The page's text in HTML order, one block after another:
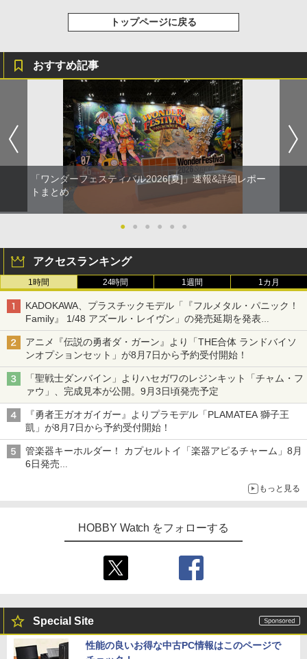
トップページに戻る
おすすめ記事
「ワンダーフェスティバル2026[夏]」速報&詳細レポー
トまとめ
● ● ● ● ● ●
アクセスランキング
1時間 24時間 1週間 1カ月
KADOKAWA、プラスチックモデル「『フルメタル・パニック！
Family』 1/48 アズール・レイヴン」の発売延期を発表
8月から9月に延期
アニメ『伝説の勇者ダ・ガーン』より「THE合体 ランドバイソ
ンオプションセット」が8月7日から予約受付開始！
「聖戦士ダンバイン」よりハセガワのレジンキット「チャム・フ
ァウ」、完成見本が公開。9月3日頃発売予定
『勇者王ガオガイガー』よりプラモデル「PLAMATEA 獅子王
凱」が8月7日から予約受付開始！
管楽器キーホルダー！ カプセルトイ「楽器アピるチャーム」8月
6日発売
もっと見る
HOBBY Watch をフォローする
Special Site
性能の良いお得な中古PC情報はこのページで